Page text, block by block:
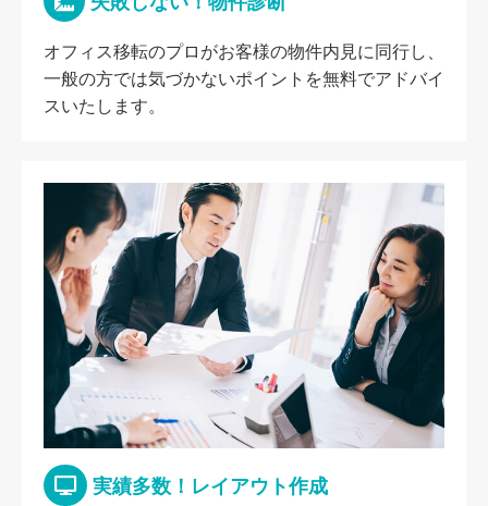
オフィス移転のプロがお客様の物件内見に同行し、
一般の方では気づかないポイントを無料でアドバイ
スいたします。
実績多数！レイアウト作成